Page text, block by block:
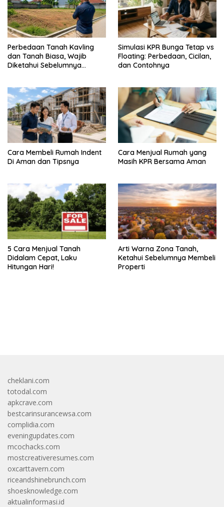
Perbedaan Tanah Kavling
dan Tanah Biasa, Wajib
Diketahui Sebelumnya
Simulasi KPR Bunga Tetap vs
Floating: Perbedaan, Cicilan,
dan Contohnya
Cara Membeli Rumah Indent
Di Aman dan Tipsnya
Cara Menjual Rumah yang
Masih KPR Bersama Aman
5 Cara Menjual Tanah
Didalam Cepat, Laku
Hitungan Hari!
Arti Warna Zona Tanah,
Ketahui Sebelumnya Membeli
Properti
cheklani.com
totodal.com
apkcrave.com
bestcarinsurancewsa.com
complidia.com
eveningupdates.com
mcochacks.com
mostcreativeresumes.com
oxcarttavern.com
riceandshinebrunch.com
shoesknowledge.com
aktualinformasi.id